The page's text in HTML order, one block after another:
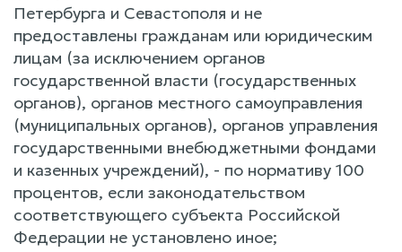
Петербурга и Севастополя и не
предоставлены гражданам или юридическим
лицам (за исключением органов
государственной власти (государственных
органов), органов местного самоуправления
(муниципальных органов), органов управления
государственными внебюджетными фондами
и казенных учреждений), - по нормативу 100
процентов, если законодательством
соответствующего субъекта Российской
Федерации не установлено иное;